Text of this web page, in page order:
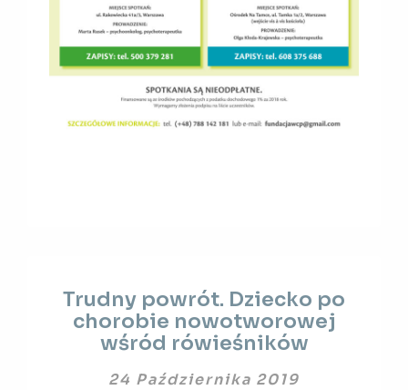
powrót.
Dziecko
po
nowotworowej
Trudny powrót. Dziecko po
chorobie nowotworowej
wśród rówieśników
24 Października 2019